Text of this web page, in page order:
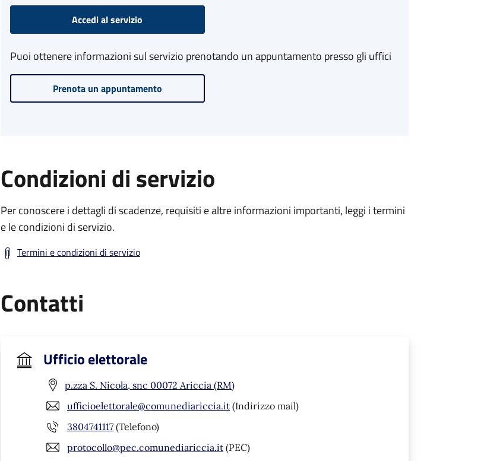
Accedi al servizio
Puoi ottenere informazioni sul servizio prenotando un appuntamento presso gli uffici
Prenota un appuntamento
Condizioni di servizio
Per conoscere i dettagli di scadenze, requisiti e altre informazioni importanti, leggi i termini
e le condizioni di servizio.
Termini e condizioni di servizio
Contatti
Ufficio elettorale
p.zza S. Nicola, snc 00072 Ariccia (RM)
ufficioelettorale@comunediariccia.it (Indirizzo mail)
3804741117 (Telefono)
protocollo@pec.comunediariccia.it (PEC)